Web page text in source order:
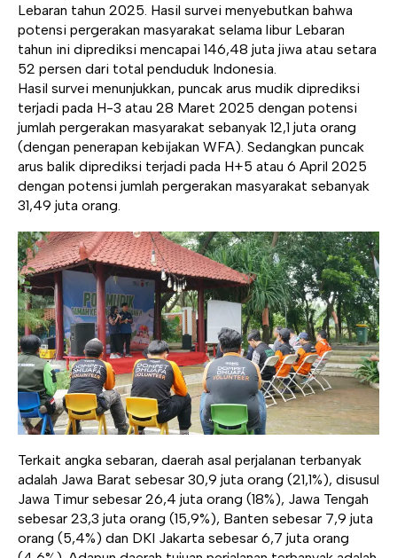
Lebaran tahun 2025. Hasil survei menyebutkan bahwa
potensi pergerakan masyarakat selama libur Lebaran
tahun ini diprediksi mencapai 146,48 juta jiwa atau setara
52 persen dari total penduduk Indonesia.
Hasil survei menunjukkan, puncak arus mudik diprediksi
terjadi pada H-3 atau 28 Maret 2025 dengan potensi
jumlah pergerakan masyarakat sebanyak 12,1 juta orang
(dengan penerapan kebijakan WFA). Sedangkan puncak
arus balik diprediksi terjadi pada H+5 atau 6 April 2025
dengan potensi jumlah pergerakan masyarakat sebanyak
31,49 juta orang.
Terkait angka sebaran, daerah asal perjalanan terbanyak
adalah Jawa Barat sebesar 30,9 juta orang (21,1%), disusul
Jawa Timur sebesar 26,4 juta orang (18%), Jawa Tengah
sebesar 23,3 juta orang (15,9%), Banten sebesar 7,9 juta
orang (5,4%) dan DKI Jakarta sebesar 6,7 juta orang